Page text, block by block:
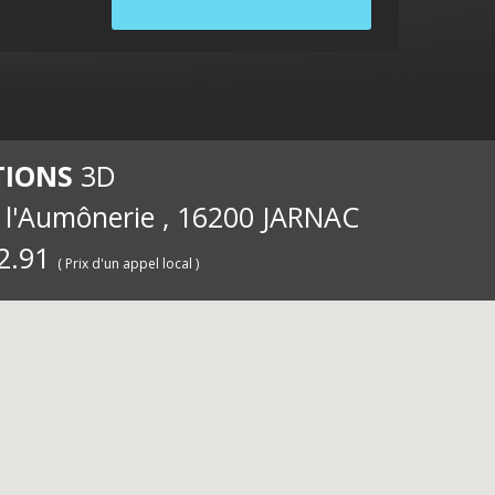
3D
, 16200 JARNAC
( Prix d'un appel local )